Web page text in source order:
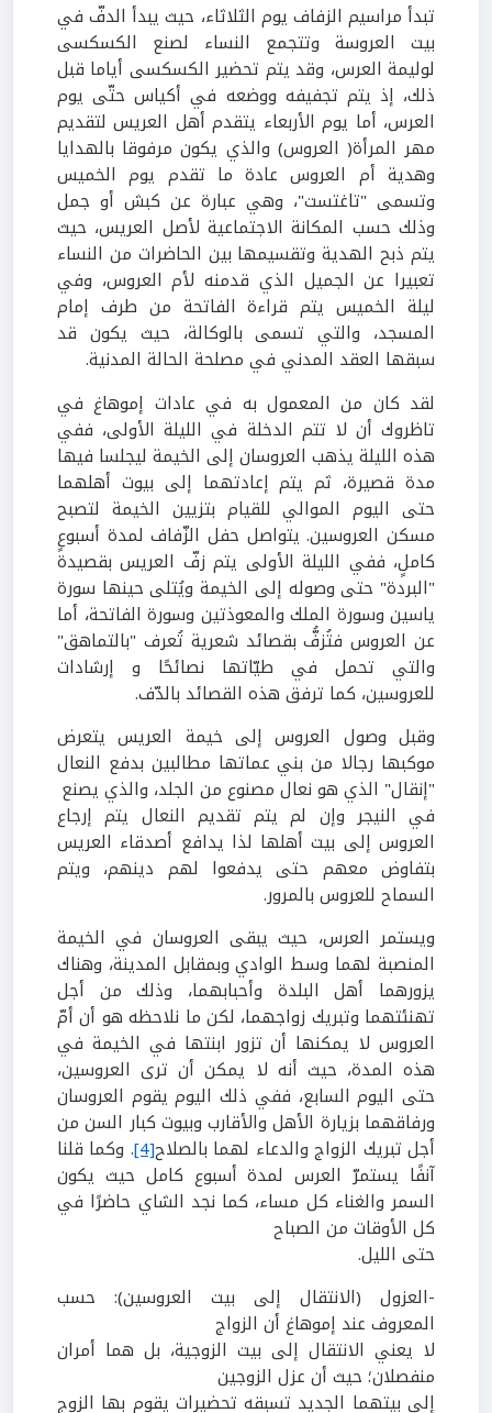
تبدأ مراسيم الزفاف يوم الثلاثاء، حيث يبدأ الدفّ في
بيت العروسة وتتجمع النساء لصنع الكسكسى
لوليمة العرس، وقد يتم تحضير الكسكسى أياما قبل
ذلك، إذ يتم تجفيفه ووضعه في أكياس حتّى يوم
العرس، أما يوم الأربعاء يتقدم أهل العريس لتقديم
مهر المرأة( العروس) والذي يكون مرفوقا بالهدايا
وهدية أم العروس عادة ما تقدم يوم الخميس
وتسمى "تاغتست"، وهي عبارة عن كبش أو جمل
وذلك حسب المكانة الاجتماعية لأصل العريس، حيث
يتم ذبح الهدية وتقسيمها بين الحاضرات من النساء
تعبيرا عن الجميل الذي قدمنه لأم العروس، وفي
ليلة الخميس يتم قراءة الفاتحة من طرف إمام
المسجد، والتي تسمى بالوكالة، حيث يكون قد
سبقها العقد المدني في مصلحة الحالة المدنية.
لقد كان من المعمول به في عادات إموهاغ في
تاظروك أن لا تتم الدخلة في الليلة الأولى، ففي
هذه الليلة يذهب العروسان إلى الخيمة ليجلسا فيها
مدة قصيرة، ثم يتم إعادتهما إلى بيوت أهلهما
حتى اليوم الموالي للقيام بتزيين الخيمة لتصبح
مسكن العروسين. يتواصل حفل الزّفاف لمدة أسبوعٍ
كاملٍ، ففي الليلة الأولى يتم زفّ العريس بقصيدة
"البردة" حتى وصوله إلى الخيمة ويُتلى حينها سورة
ياسين وسورة الملك والمعوذتين وسورة الفاتحة، أما
عن العروس فتُزفُّ بقصائد شعرية تُعرف "بالتماهق"
والتي تحمل في طيّاتها نصائحًا و إرشادات
للعروسين، كما ترفق هذه القصائد بالدّف.
وقبل وصول العروس إلى خيمة العريس يتعرض
موكبها رجالا من بني عماتها مطالبين بدفع النعال
"إنقال" الذي هو نعال مصنوع من الجلد، والذي يصنع
في النيجر وإن لم يتم تقديم النعال يتم إرجاع
العروس إلى بيت أهلها لذا يدافع أصدقاء العريس
بتفاوض معهم حتى يدفعوا لهم دينهم، ويتم
السماح للعروس بالمرور.
ويستمر العرس، حيث يبقى العروسان في الخيمة
المنصبة لهما وسط الوادي وبمقابل المدينة، وهناك
يزورهما أهل البلدة وأحبابهما، وذلك من أجل
تهنئتهما وتبريك زواجهما، لكن ما نلاحظه هو أن أمّ
العروس لا يمكنها أن تزور ابنتها في الخيمة في
هذه المدة، حيث أنه لا يمكن أن ترى العروسين،
حتى اليوم السابع، ففي ذلك اليوم يقوم العروسان
ورفاقهما بزيارة الأهل والأقارب وبيوت كبار السن من
أجل تبريك الزواج والدعاء لهما بالصلاح[4]. وكما قلنا
آنفًا يستمرّ العرس لمدة أسبوع كامل حيث يكون
السمر والغناء كل مساء، كما نجد الشاي حاضرًا في
كل الأوقات من الصباح
حتى الليل.
-العزول (الانتقال إلى بيت العروسين): حسب
المعروف عند إموهاغ أن الزواج
لا يعني الانتقال إلى بيت الزوجية، بل هما أمران
منفصلان؛ حيث أن عزل الزوجين
إلى بيتهما الجديد تسبقه تحضيرات يقوم بها الزوج